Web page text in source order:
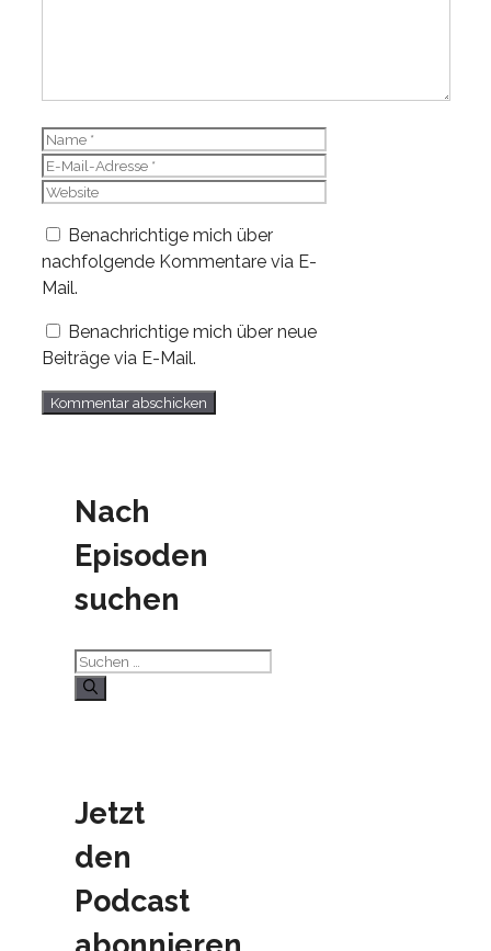
Name
E-
Mail-
Website
Benachrichtige mich über
nachfolgende Kommentare via E-
Mail.
Benachrichtige mich über neue
Beiträge via E-Mail.
Nach
Episoden
suchen
Suchen
nach:
Jetzt
den
Podcast